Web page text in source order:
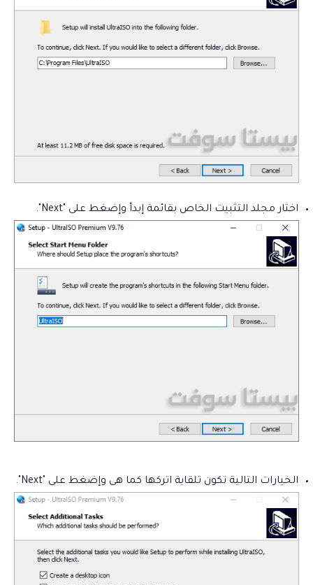
اختار مجلد التثبيت الخاص بقائمة إبدأ وإضغط على "Next".
الخيارات التالية تكون تلقاية اتركها كما هى وإضغط على "Next".